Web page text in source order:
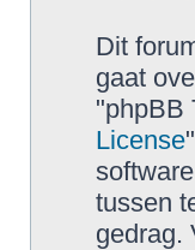
Dit
gaat
"phpBB
License
tussen
gedrag.